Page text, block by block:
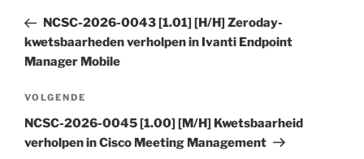
bericht
NCSC-2026-0043 [1.01] [H/H] Zeroday-
kwetsbaarheden verholpen in Ivanti Endpoint
Manager Mobile
Volgend
bericht
VOLGENDE
NCSC-2026-0045 [1.00] [M/H] Kwetsbaarheid
verholpen in Cisco Meeting Management